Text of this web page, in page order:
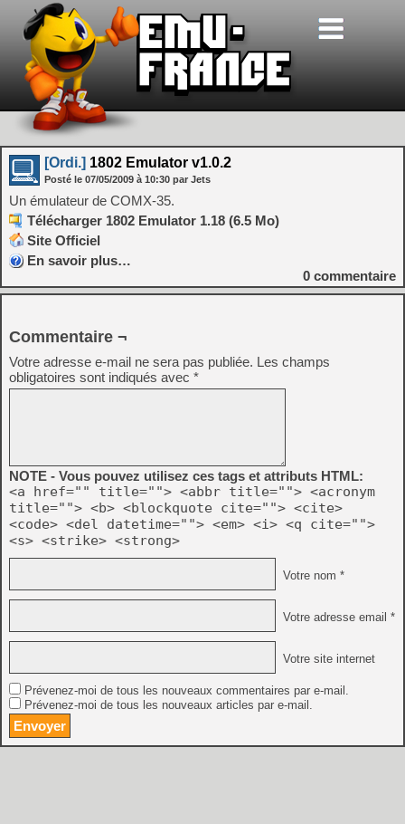
[Ordi.] 1802 Emulator v1.0.2
Posté le 07/05/2009 à 10:30 par Jets
Un émulateur de COMX-35.
Télécharger 1802 Emulator 1.18 (6.5 Mo)
Site Officiel
En savoir plus…
0 commentaire
Commentaire ¬
Votre adresse e-mail ne sera pas publiée. Les champs
obligatoires sont indiqués avec *
NOTE - Vous pouvez utilisez ces tags et attributs HTML:
<a href="" title=""> <abbr title=""> <acronym
title=""> <b> <blockquote cite=""> <cite>
<code> <del datetime=""> <em> <i> <q cite="">
<s> <strike> <strong>
Votre nom *
Votre adresse email *
Votre site internet
Prévenez-moi de tous les nouveaux commentaires par e-mail.
Prévenez-moi de tous les nouveaux articles par e-mail.